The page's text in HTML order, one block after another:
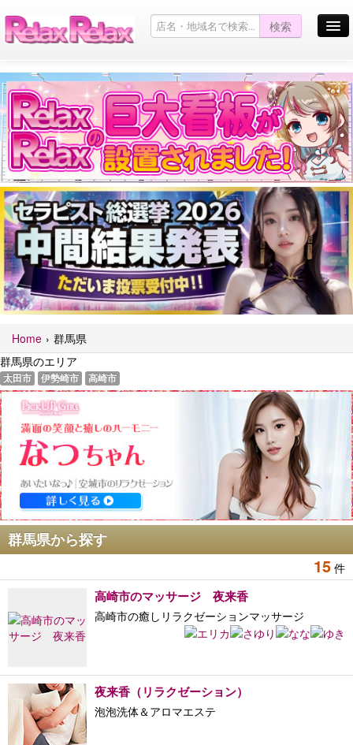
検索
お店を探す
お店からのお知らせ
Pickup Girl
キャンペーン情報一覧
お問い合わせ
サイトマップ
口コミ掲示板
English site
Home
群馬県
群馬県のエリア
太田市 伊勢崎市 高崎市
群馬県から探す
15 件
高崎市のマッサージ 夜来香
高崎市の癒しリラクゼーションマッサージ
夜来香（リラクゼーション）
泡泡洗体＆アロマエステ